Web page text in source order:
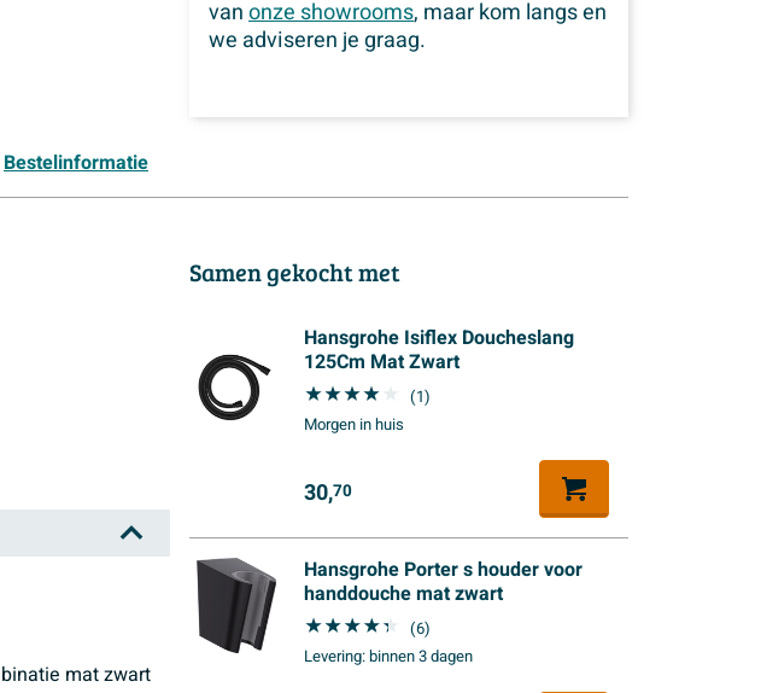
vanonze showrooms, maar kom langs en
we adviseren je graag.
Bestelinformatie
mat zwart
Samen gekocht met
Hansgrohe Isiflex Doucheslang
125Cm Mat Zwart
(1)
Morgen in huis
30,70
Hansgrohe Porter s houder voor
handdouche mat zwart
(6)
Levering:binnen 3 dagen